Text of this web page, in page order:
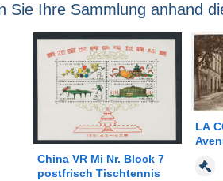
Sie Ihre Sammlung anhand
China VR Mi Nr. Block 7
postfrisch Tischtennis
LA